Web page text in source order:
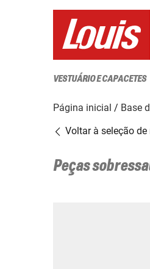
VESTUÁRIO E CAPACETES
Página inicial Base
Voltar à seleção
Peças